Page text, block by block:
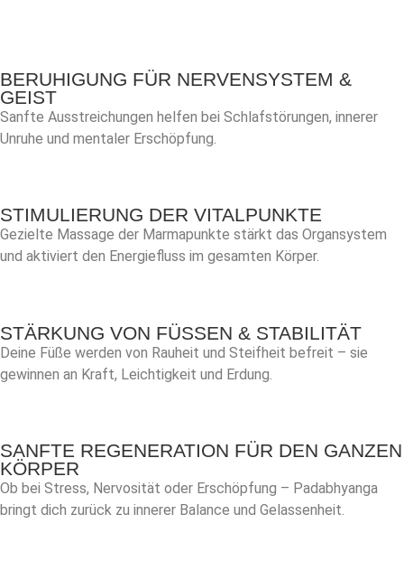
BERUHIGUNG FÜR NERVENSYSTEM &
GEIST
Sanfte Ausstreichungen helfen bei Schlafstörungen, innerer
Unruhe und mentaler Erschöpfung.
STIMULIERUNG DER VITALPUNKTE
Gezielte Massage der Marmapunkte stärkt das Organsystem
und aktiviert den Energiefluss im gesamten Körper.
STÄRKUNG VON FÜSSEN & STABILITÄT
Deine Füße werden von Rauheit und Steifheit befreit – sie
gewinnen an Kraft, Leichtigkeit und Erdung.
SANFTE REGENERATION FÜR DEN GANZEN
KÖRPER
Ob bei Stress, Nervosität oder Erschöpfung – Padabhyanga
bringt dich zurück zu innerer Balance und Gelassenheit.